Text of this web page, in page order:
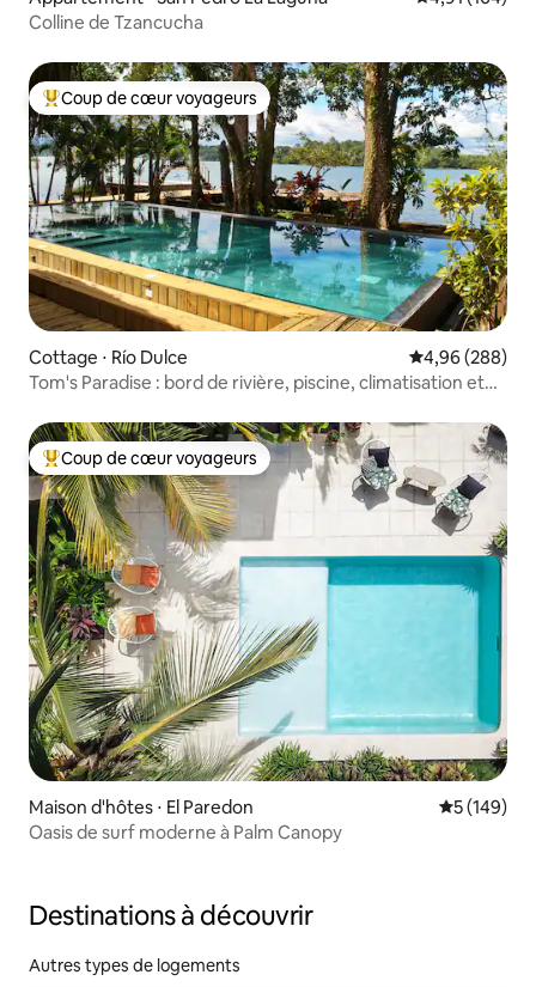
Colline de Tzancucha
Coups de cœur voyageurs les plus appréciés
Coup de cœur voyageurs
Cottage ⋅ Río Dulce Évaluation
4,96 (288)
Tom's Paradise : bord de rivière, piscine, climatisation et
Coups de cœur voyageurs les plus appréciés
Coup de cœur voyageurs
Maison d'hôtes ⋅ El Paredon Évaluation
5 (149)
Oasis de surf moderne à Palm Canopy
Destinations à découvrir
Autres types de logements